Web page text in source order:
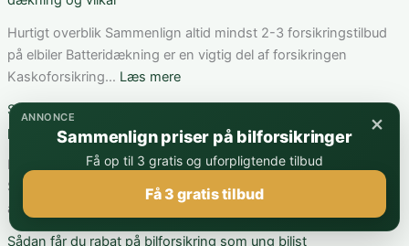
Hurtigt overblik Sammenlign altid mindst 2-3 forsikringstilbud
på elbiler Batteridækning er en vigtig del af forsikringen
Kaskoforsikring… Læs mere:
til
elbil
Danmark:
Sådan
Sådan fungerer bilforsikring til Mercedes C-Klasse: dækning,
pris og valg af den rette løsning
Hurtigt overblik Sammenlign altid mindst 2-3 forsikringstilbud
Selvrisiko har stor betydning for prisen Kaskoforsikring
anbefales til nyere…
Læs mere
Sådan
Sådan får du rabat på bilforsikring som ung bilist
×
ANNONCE
Sammenlign priser på bilforsikringer
Få op til 3 gratis og uforpligtende tilbud
Få 3 gratis tilbud